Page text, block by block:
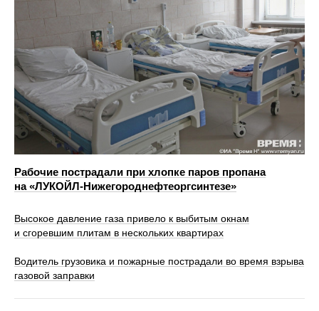
Рабочие пострадали при хлопке паров пропана
на «ЛУКОЙЛ-Нижегороднефтеоргсинтезе»
Высокое давление газа привело к выбитым окнам
и сгоревшим плитам в нескольких квартирах
Водитель грузовика и пожарные пострадали во время взрыва
газовой заправки